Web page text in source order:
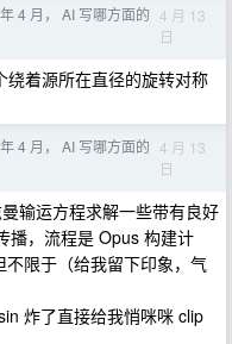
4 月， AI 写哪方面的 4 月 13
日
着源所在直径的旋转对称
4 月， AI 写哪方面的 4 月 13
日
输运方程求解一些带有良好
播，流程是 Opus 构建计
限于（给我留下印象，气
炸了直接给我悄咪咪 clip